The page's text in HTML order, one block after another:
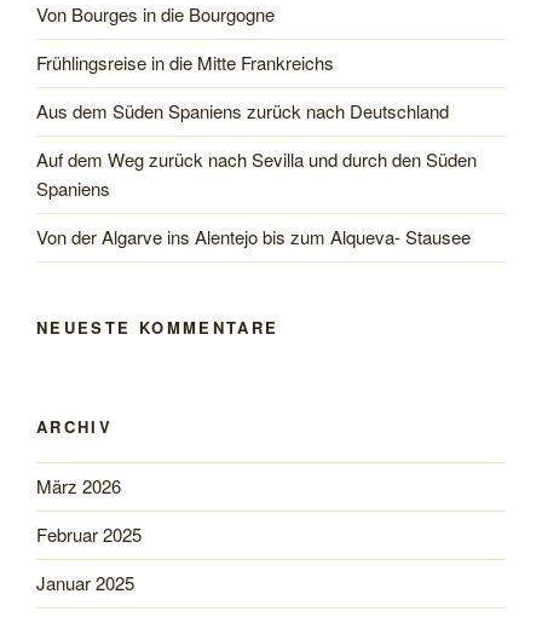
Von Bourges in die Bourgogne
Frühlingsreise in die Mitte Frankreichs
Aus dem Süden Spaniens zurück nach Deutschland
Auf dem Weg zurück nach Sevilla und durch den Süden
Spaniens
Von der Algarve ins Alentejo bis zum Alqueva- Stausee
NEUESTE KOMMENTARE
ARCHIV
März 2026
Februar 2025
Januar 2025